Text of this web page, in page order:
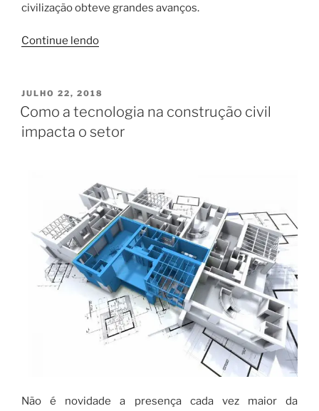
civilização obteve grandes avanços.
Continue lendo“Construção
como
e
por
PUBLICADO
EM
JULHO 22, 2018
Como a tecnologia na construção civil
impacta o setor
Não é novidade a presença cada vez maior da